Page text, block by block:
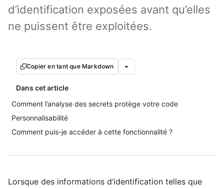
d’identification exposées avant qu’elles
ne puissent être exploitées.
Copier en tant que Markdown
Dans cet article
Comment l’analyse des secrets protège votre code
Personnalisabilité
Comment puis-je accéder à cette fonctionnalité ?
Lorsque des informations d’identification telles que